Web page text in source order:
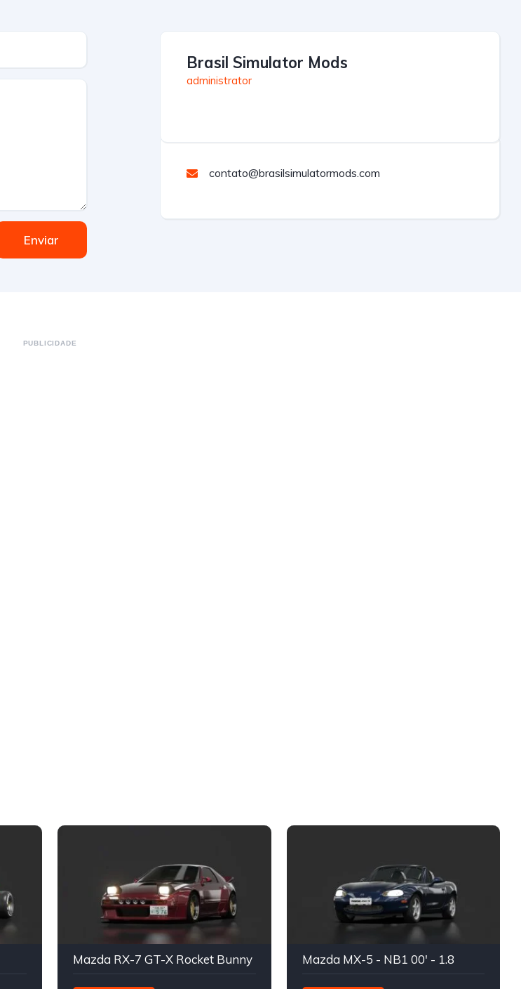
Enviar
Brasil Simulator Mods
administrator
contato@brasilsimulatormods.com
PUBLICIDADE
Mazda RX-7 GT-X Rocket Bunny Mazda MX-5 - NB1 00' - 1.8